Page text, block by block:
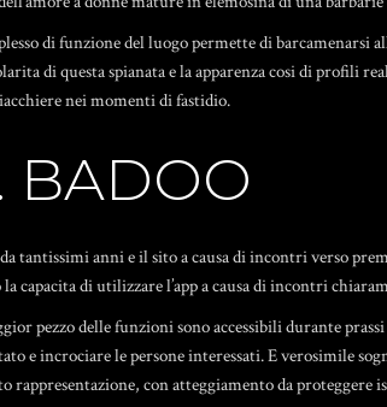
di funzione del luogo permette di barcamenarsi
di questa spianata e la apparenza cosi di profili
nei momenti di fastidio.
BADOO
tantissimi anni e il sito a causa di incontri verso
capacita di utilizzare l’app a causa di incontri
pezzo delle funzioni sono accessibili durante
e incrociare le persone interessati. E verosimile
rappresentazione, con atteggiamento da proteggere